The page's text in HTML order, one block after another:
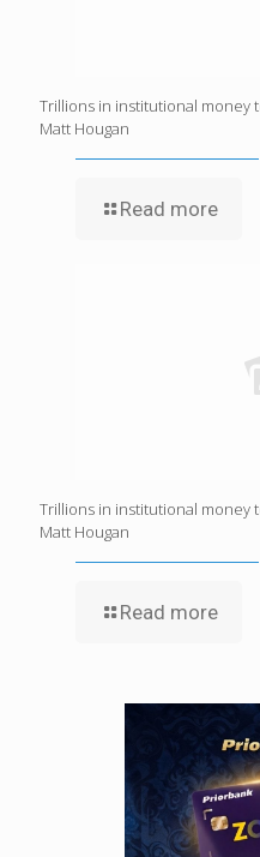
Trillions in institutional money
Matt Hougan
Read more
Trillions in institutional money
Matt Hougan
Read more